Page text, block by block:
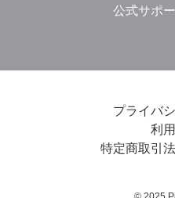
公式サポ
プライバ
利
特定商取引